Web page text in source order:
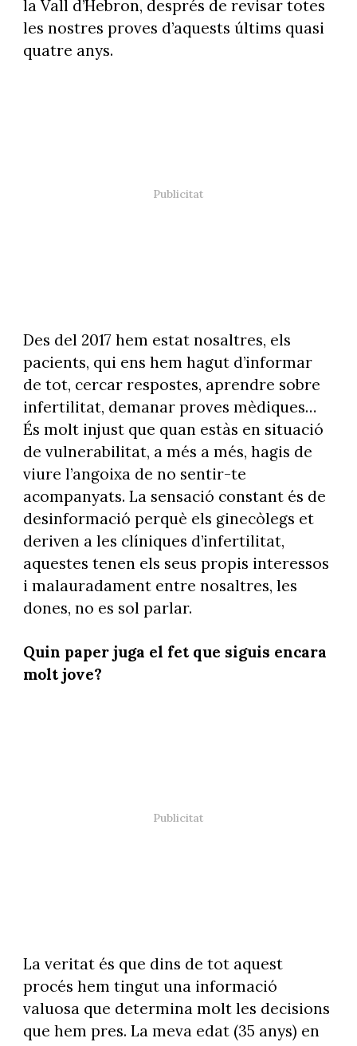
la Vall d’Hebron, després de revisar totes
les nostres proves d’aquests últims quasi
quatre anys.
Des del 2017 hem estat nosaltres, els
pacients, qui ens hem hagut d’informar
de tot, cercar respostes, aprendre sobre
infertilitat, demanar proves mèdiques…
És molt injust que quan estàs en situació
de vulnerabilitat, a més a més, hagis de
viure l’angoixa de no sentir-te
acompanyats. La sensació constant és de
desinformació perquè els ginecòlegs et
deriven a les clíniques d’infertilitat,
aquestes tenen els seus propis interessos
i malauradament entre nosaltres, les
dones, no es sol parlar.
Quin paper juga el fet que siguis encara
molt jove?
La veritat és que dins de tot aquest
procés hem tingut una informació
valuosa que determina molt les decisions
que hem pres. La meva edat (35 anys) en